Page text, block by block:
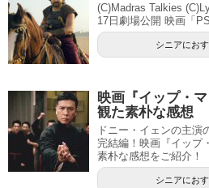
(C)Madras Talkies
17日劇場公開 映画「
シニアにお
映画『イップ・
観た素朴な感想
ドニー・イェンの主演
完結編！映画『イップ
素朴な感想をご紹介！
シニアにお